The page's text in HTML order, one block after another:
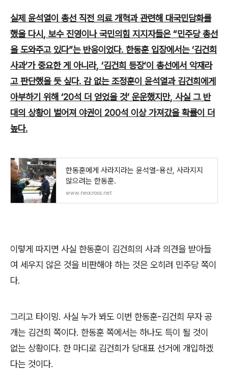
실제 윤석열이 총선 직전 의료 개혁과 관련해 대국민담화를
했을 다시, 보수 진영이나 국민의힘 지지자들은“민주당 총선
을 도와주고 있다”는 반응이었다. 한동훈 입장에서는‘김건희
사과’가 중요한 게 아니라, ‘김건희 등장’이 총선에서 악재라
고 판단했을 듯 싶다. 감 없는 조정훈이 윤석열과 김건희에게
아부하기 위해 ‘20석 더 얻었을 것’ 운운했지만, 사실 그 반
대의 상황이 벌어져 야권이 200석 이상 가져갔을 확률이 더
높다.
한동훈에게 사라지라는 윤석열-용산, 사라지지
않으려는 한동훈.
www.neocross.net
이렇게 따지면 사실 한동훈이 김건희의 사과 의견을 받아들
여 세우지 않은 것을 비판해야 하는 것은 오히려 민주당 쪽이
다.
그리고 타이밍. 사실 누가 봐도 이번 한동훈-김건희 무자 공
개는 김건희 쪽이다. 한동훈 쪽에서는 하나도 득이 될 것이
없는 상황이다. 한 마디로 김건희가 당대표 선거에 개입하겠
다는 것이다.